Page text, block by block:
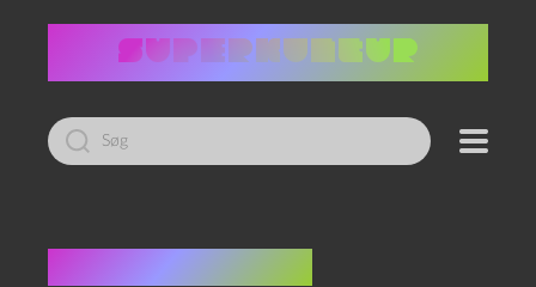
Led
efter:
2000-scifihaiku